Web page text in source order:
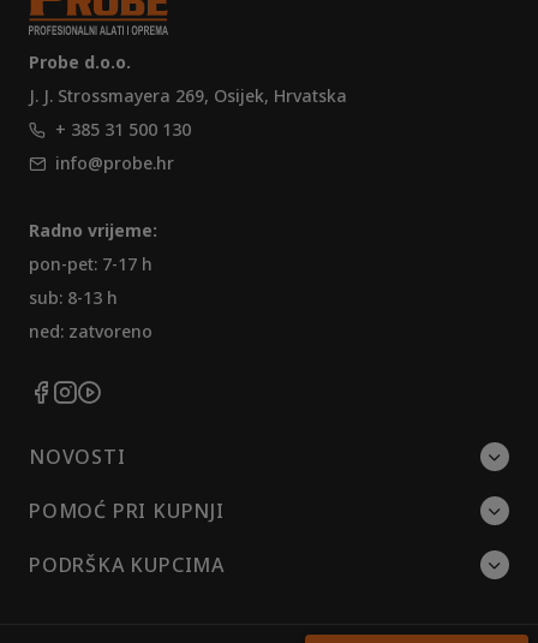
Probe d.o.o.
J. J. Strossmayera 269, Osijek, Hrvatska
+ 385 31 500 130
info@probe.hr
Radno vrijeme:
pon-pet: 7-17 h
sub: 8-13 h
ned: zatvoreno
NOVOSTI
POMOĆ PRI KUPNJI
PODRŠKA KUPCIMA